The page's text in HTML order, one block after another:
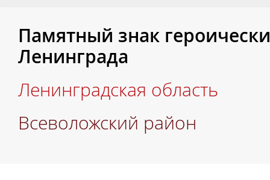
Памятный знак
Ленинграда
Ленинградская область
Всеволожский район